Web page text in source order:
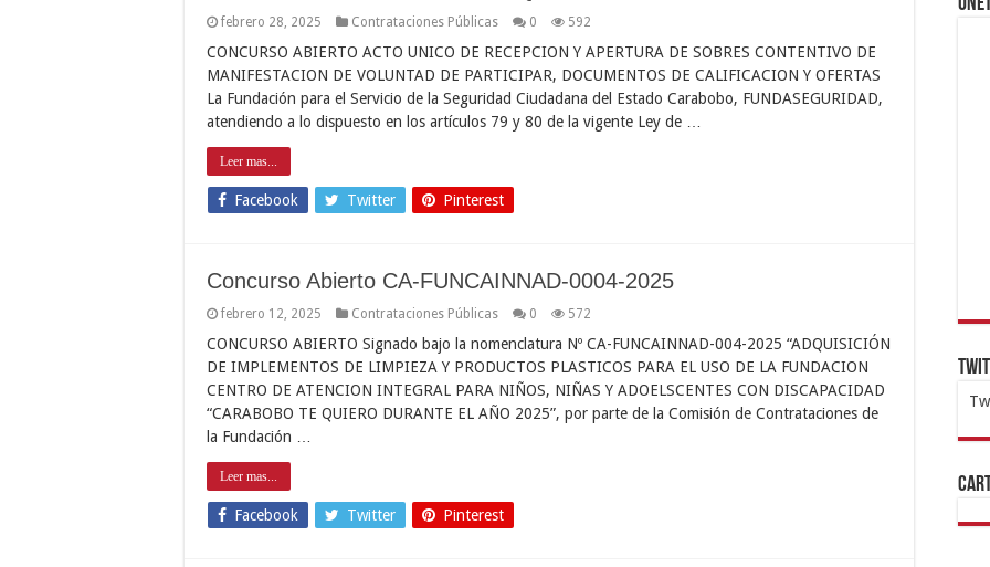
febrero 28, 2025 Contrataciones Públicas 0 592
CONCURSO ABIERTO ACTO UNICO DE RECEPCION Y APERTURA DE SOBRES CONTENTIVO DE
MANIFESTACION DE VOLUNTAD DE PARTICIPAR, DOCUMENTOS DE CALIFICACION Y OFERTAS
La Fundación para el Servicio de la Seguridad Ciudadana del Estado Carabobo, FUNDASEGURIDAD,
atendiendo a lo dispuesto en los artículos 79 y 80 de la vigente Ley de …
Leer mas...
Facebook Twitter Pinterest
Concurso Abierto CA-FUNCAINNAD-0004-2025
febrero 12, 2025 Contrataciones Públicas 0 572
CONCURSO ABIERTO Signado bajo la nomenclatura Nº CA-FUNCAINNAD-004-2025 “ADQUISICIÓN
DE IMPLEMENTOS DE LIMPIEZA Y PRODUCTOS PLASTICOS PARA EL USO DE LA FUNDACION
CENTRO DE ATENCION INTEGRAL PARA NIÑOS, NIÑAS Y ADOELSCENTES CON DISCAPACIDAD
“CARABOBO TE QUIERO DURANTE EL AÑO 2025”, por parte de la Comisión de Contrataciones de
la Fundación …
Leer mas...
Facebook Twitter Pinterest